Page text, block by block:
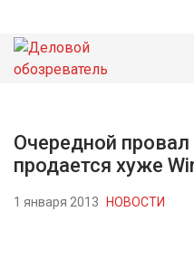
НОВОСТИ
Очередной
продается хуже
1 января 2013 НОВОСТИ